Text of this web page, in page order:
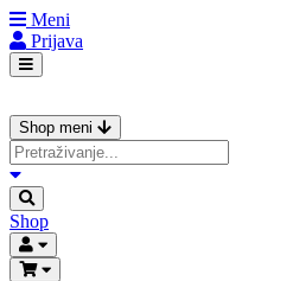
Meni
Prijava
Shop meni
Shop